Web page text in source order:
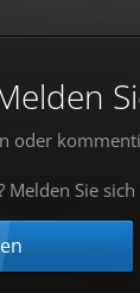
oder
Melden Sie